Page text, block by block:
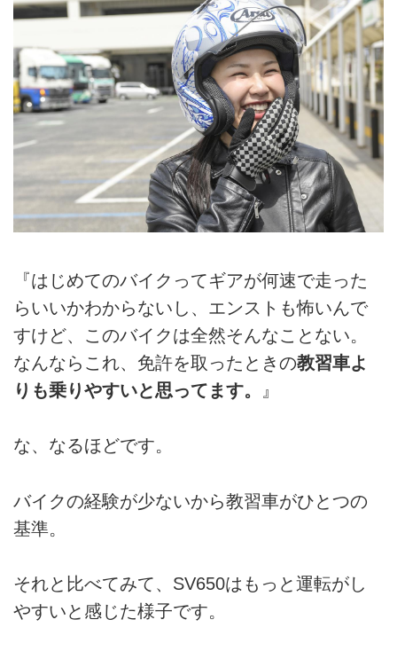
『はじめてのバイクってギアが何速で走った
らいいかわからないし、エンストも怖いんで
すけど、このバイクは全然そんなことない。
なんならこれ、免許を取ったときの教習車よ
りも乗りやすいと思ってます。
』
な、なるほどです。
バイクの経験が少ないから教習車がひとつの
基準。
それと比べてみて、SV650はもっと運転がし
やすいと感じた様子です。